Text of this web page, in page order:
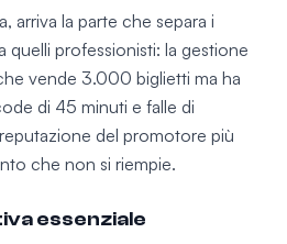
arriva la parte che separa i
quelli professionisti: la gestione
vende 3.000 biglietti ma ha
di 45 minuti e falle di
del promotore più
che non si riempie.
essenziale